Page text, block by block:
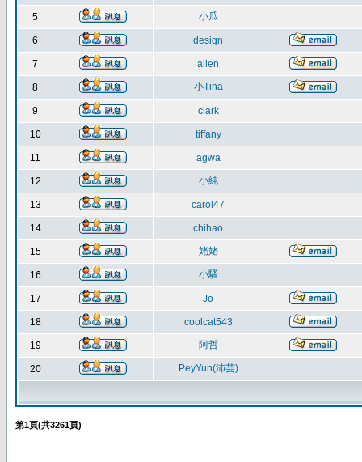
5 小瓜
6 design
7 allen
8 小Tina
9 clark
10 tiffany
11 agwa
12 小純
13 carol47
14 chihao
15 姥姥
16 小騷
17 Jo
18 coolcat543
19 阿哲
20 PeyYun(沛芸)
第1頁(共3261頁)